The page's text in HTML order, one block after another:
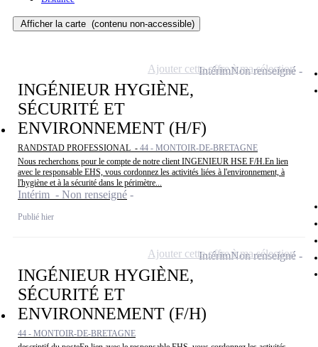
Afficher la carte (contenu non-accessible)
INGÉNIEUR HYGIÈNE,
SÉCURITÉ ET
ENVIRONNEMENT (H/F)
RANDSTAD PROFESSIONAL - 44 - MONTOIR-DE-BRETAGNE
Nous recherchons pour le compte de notre client INGENIEUR HSE F/H.En lien
avec le responsable EHS, vous cordonnez les activités liées à l'environnement, à
l'hygiène et à la sécurité dans le périmètre...
Intérim - Non renseigné
Publié hier
IntérimNon renseigné
Ajouter cette offre à ma sélection
INGÉNIEUR HYGIÈNE,
SÉCURITÉ ET
ENVIRONNEMENT (F/H)
44 - MONTOIR-DE-BRETAGNE
IntérimNon renseigné
Ajouter cette offre à ma sélection